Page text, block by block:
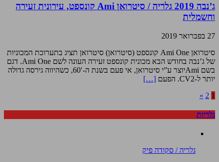
ג’נבה 2019 גלריה / סיטרואן Ami קונספט, עירונית זעירה
וחשמלית
27 בפברואר 2019
סיטרואן Ami One קונספט (סיטרואן) סיטרואן תציג בתערוכת המכוניות
של ג’נבה בחודש הבא מכונית קונספט זעירה העונה לשם Ami One. דגם
בשם Amiיוצר ע”י סיטרואן, אי פעם בשנת ה-60′, כשהיווה גירסה גדולה
יותר ל-CV2. הפעם
[…]
1
2
»
גלריות
גלריה / סקודה פיק